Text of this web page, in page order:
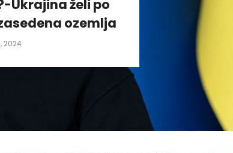
Ukrajina želi po
ozemlja
2024